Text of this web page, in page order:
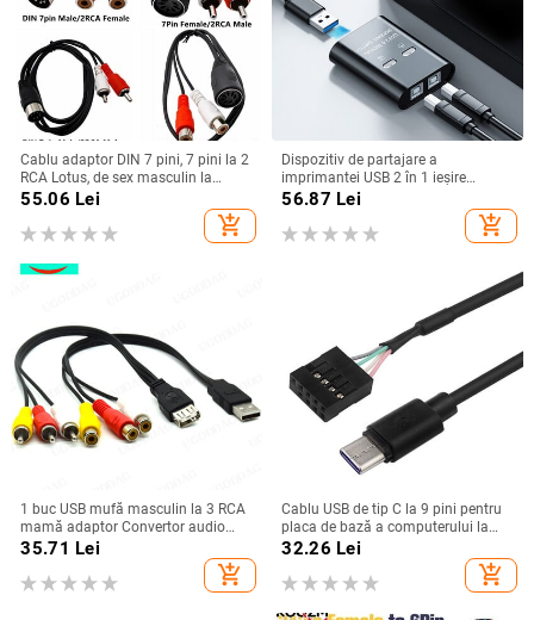
Cablu adaptor DIN 7 pini, 7 pini la 2
RCA Lotus, de sex masculin la
femelă, pentru echipament audio
vintage, cablu adaptor pentru
difuzor, linie 0,5 m/1 m/1,5 m
55.06 Lei
add_shopping_cart
Dispozitiv de partajare a
imprimantei USB 2 în 1 ieșire
Dispozitiv de partajare a
imprimantei cu 2 porturi Comutare
manuală Kvm Splitter Hub
56.87 Lei
add_shopping_cart
1 buc USB mufă masculin la 3 RCA
mamă adaptor Convertor audio
Video AV Cablu A/V Cablu USB la
RCA pentru HDTV TV cablu de
sârmă
35.71 Lei
add_shopping_cart
Cablu USB de tip C la 9 pini pentru
placa de bază a computerului la
ecranul secundar USBC, ecranul
32.26 Lei
add_shopping_cart